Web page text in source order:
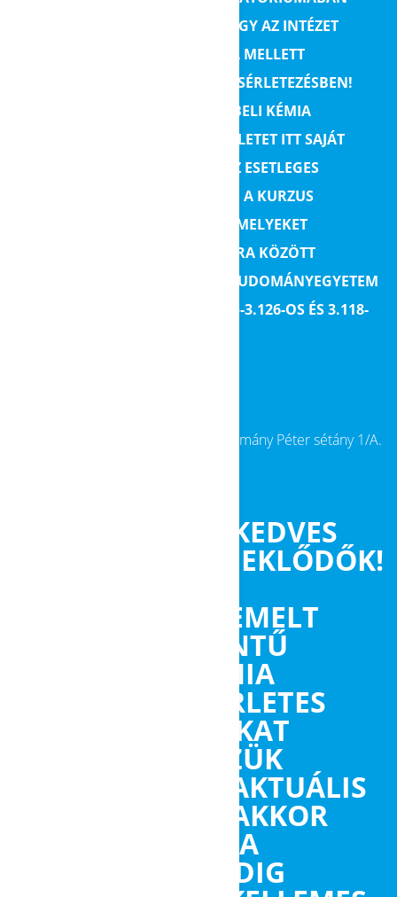
LEHETŐSÉGET ADUNK ARRA, HOGY AZ INTÉZET
KÉMIATANÁRAINAK IRÁNYÍTÁSA MELLETT
GYAKORLATOT SZEREZHESS A KÍSÉRLETEZÉSBEN!
MINDEN, AZ EMELT SZINTŰ SZÓBELI KÉMIA
ÉRETTSÉGIN ELVÉGZENDŐ KÍSÉRLETET ITT SAJÁT
KEZŰLEG KIPRÓBÁLHATSZ, ÉS AZ ESETLEGES
KÉRDÉSEIDRE IS VÁLASZT KAPSZ. A KURZUS
ÖSSZESEN 2 ALKALOMBÓL ÁLL, MELYEKET
DÉLUTÁNONKÉNT 15.00-18.00 ÓRA KÖZÖTT
TARTUNK AZ EÖTVÖS LORÁND TUDOMÁNYEGYETEM
KÉMIAI INTÉZET III. EMELET 3.125-3.126-OS ÉS3.118-
: 1117 Budapest, Pázmány Péter sétány 1/A.
KEDVES
ÉRDEKLŐDŐK!
AZ EMELT
SZÍNTŰ
KÉMIA
ÉRETTSÉGI KÍSÉRLETES
TANFOLYAMUNKAT
ŐSSZEL TERVEZZÜK
FOLYTATNI. AZ AKTUÁLIS
IDŐPONTOKAT AKKOR
TESSZÜK KÖZZÉ A
HONLAPON. ADDIG